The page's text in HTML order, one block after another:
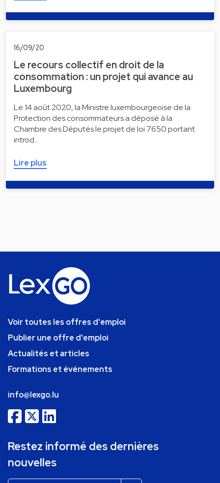
16/09/20
Le recours collectif en droit de la
consommation : un projet qui avance au
Luxembourg
Le 14 août 2020, la Ministre luxembourgeoise de la
Protection des consommateurs a déposé à la
Chambre des Députés le projet de loi 7650 portant
introd…
Lire plus
Voir toutes les offres d'emploi
Publier une offre d'emploi
Actualités et articles
Formations et événements
info@lexgo.lu
Restez informé des dernières
nouvelles